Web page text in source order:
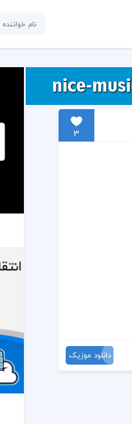
3
دانلود موزیک